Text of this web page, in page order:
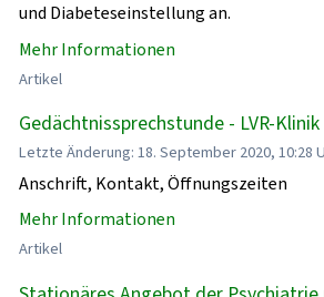
und Diabeteseinstellung an.
Mehr Informationen
Artikel
Gedächtnissprechstunde - LVR-
Letzte Änderung: 18. September 2020, 10:28
Anschrift, Kontakt, Öffnungszeiten
Mehr Informationen
Artikel